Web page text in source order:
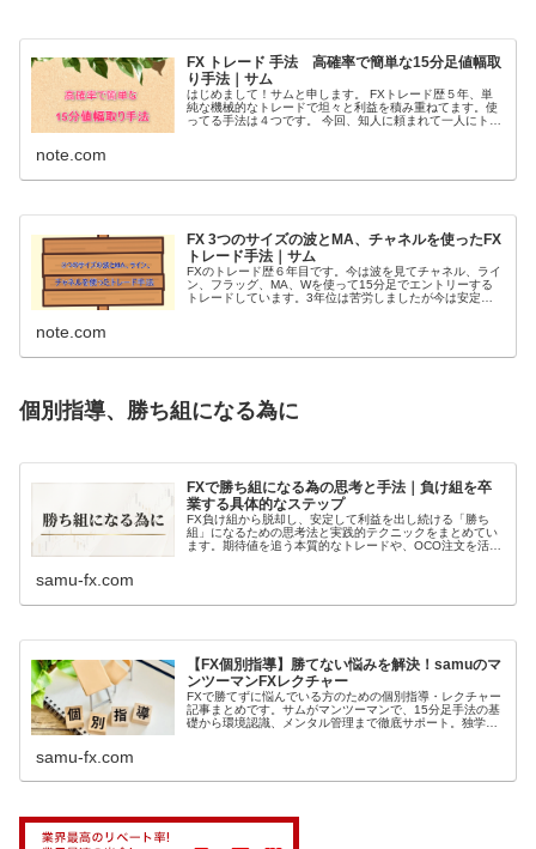
FX トレード 手法 高確率で簡単な15分足値幅取
り手法｜サム
はじめまして！サムと申します。 FXトレード歴５年、単
純な機械的なトレードで坦々と利益を積み重ねてます。使
ってる手法は４つです。 今回、知人に頼まれて一人にトレ
note.com
FX 3つのサイズの波とMA、チャネルを使ったFX
トレード手法｜サム
FXのトレード歴６年目です。今は波を見てチャネル、ライ
ン、フラッグ、MA、Wを使って15分足でエントリーする
トレードしています。3年位は苦労しましたが今は安定し
note.com
個別指導、勝ち組になる為に
FXで勝ち組になる為の思考と手法｜負け組を卒
業する具体的なステップ
FX負け組から脱却し、安定して利益を出し続ける「勝ち
組」になるための思考法と実践的テクニックをまとめてい
ます。期待値を追う本質的なトレードや、OCO注文を活用
samu-fx.com
【FX個別指導】勝てない悩みを解決！samuのマ
ンツーマンFXレクチャー
FXで勝てずに悩んでいる方のための個別指導・レクチャー
記事まとめです。サムがマンツーマンで、15分足手法の基
礎から環境認識、メンタル管理まで徹底サポート。独学で
samu-fx.com